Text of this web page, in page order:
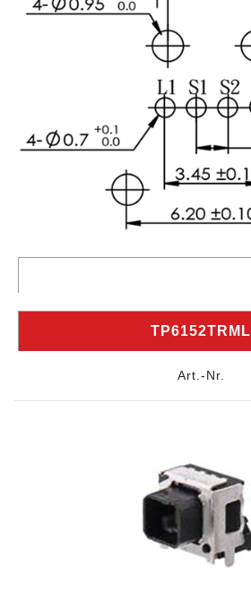
TP6152TRML
Art.-Nr.